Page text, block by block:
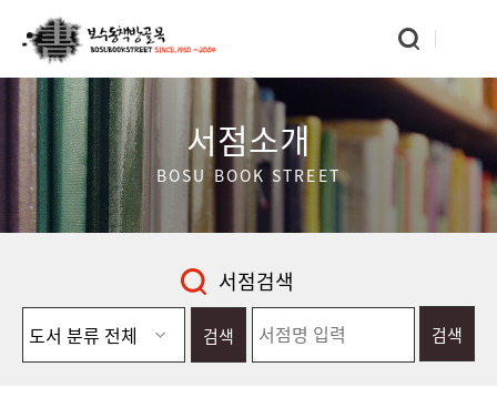
서점소개
BOSU BOOK STREET
서점검색
검색 검색